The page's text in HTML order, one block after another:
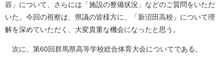
容」について、さらには「施設の整備状況」などのご質問をいただ
いた。今回の視察は、県議の皆様方に、「新沼田高校」について理
解を深めていただく、大変貴重な機会になったと思う。
次に、第60回群馬県高等学校総合体育大会についてである。